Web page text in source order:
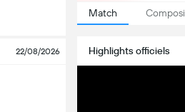
22/08/2026
Match
Highlights officiels